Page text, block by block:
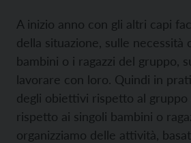
A inizio anno con gli altri capi
della situazione, sulle necessità
bambini o i ragazzi del gruppo,
lavorare con loro. Quindi in
degli obiettivi rispetto al gruppo
rispetto ai singoli bambini o
organizziamo delle attività,